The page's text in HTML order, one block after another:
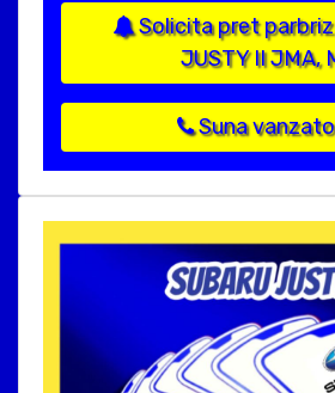
Solicita pret parbriz
JUSTY II JMA,
Suna